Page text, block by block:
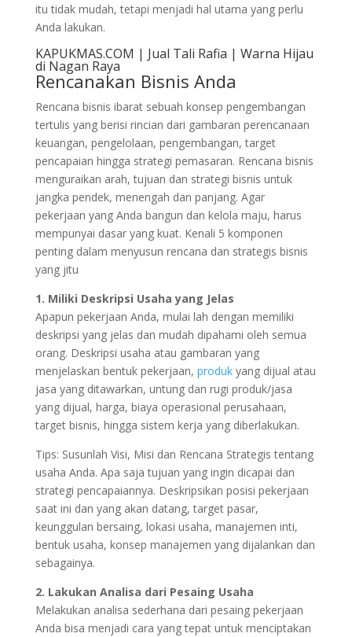
itu tidak mudah, tetapi menjadi hal utama yang perlu
Anda lakukan.
KAPUKMAS.COM | Jual Tali Rafia | Warna Hijau
di Nagan Raya
Rencanakan Bisnis Anda
Rencana bisnis ibarat sebuah konsep pengembangan
tertulis yang berisi rincian dari gambaran perencanaan
keuangan, pengelolaan, pengembangan, target
pencapaian hingga strategi pemasaran. Rencana bisnis
menguraikan arah, tujuan dan strategi bisnis untuk
jangka pendek, menengah dan panjang. Agar
pekerjaan yang Anda bangun dan kelola maju, harus
mempunyai dasar yang kuat. Kenali 5 komponen
penting dalam menyusun rencana dan strategis bisnis
yang jitu
1. Miliki Deskripsi Usaha yang Jelas
Apapun pekerjaan Anda, mulai lah dengan memiliki
deskripsi yang jelas dan mudah dipahami oleh semua
orang. Deskripsi usaha atau gambaran yang
menjelaskan bentuk pekerjaan, produkyang dijual atau
jasa yang ditawarkan, untung dan rugi produk/jasa
yang dijual, harga, biaya operasional perusahaan,
target bisnis, hingga sistem kerja yang diberlakukan.
Tips: Susunlah Visi, Misi dan Rencana Strategis tentang
usaha Anda. Apa saja tujuan yang ingin dicapai dan
strategi pencapaiannya. Deskripsikan posisi pekerjaan
saat ini dan yang akan datang, target pasar,
keunggulan bersaing, lokasi usaha, manajemen inti,
bentuk usaha, konsep manajemen yang dijalankan dan
sebagainya.
2. Lakukan Analisa dari Pesaing Usaha
Melakukan analisa sederhana dari pesaing pekerjaan
Anda bisa menjadi cara yang tepat untuk menciptakan